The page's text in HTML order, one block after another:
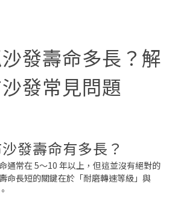
發壽命多長？解
發常見問題
發壽命有多長？
通常在 5～10 年以上，但這並沒有絕對的
命長短的關鍵在於「耐磨轉速等級」與